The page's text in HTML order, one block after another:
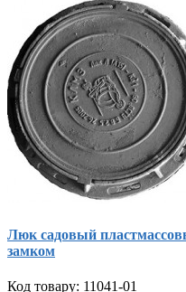
Люк садовый
замком
Код товару: 11041-01